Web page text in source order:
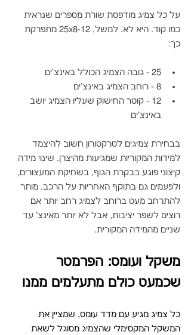
על כל צמיג מודפסת שורת מספרים שנראית
כמו קוד. היא לא. למשל, 25x8-12 מתפרקת
כך:
25 - גובה הצמיג הכולל באינצ'ים
8 - רוחב הצמיג באינצ'ים
12 - קוטר החישוק שעליו הצמיג יושב
באינצ'ים
בבחירת צמיגים לטרקטורון חשוב להיצמד
למידות המקוריות שמגיעות מהיצרן. שינוי מידה
קיצוני פוגע בבקרת הגוף, בשחיקת המעצורים,
ולפעמים גם בתוקף האחריות על הרכב. מותר
להתרחב מעט ברוחב לצמיג רחב יותר אם
רוצים לשפר יציבות, אבל לא יותר מאינצ' עד
שניים מהמידה המקורית.
משקל ועומס: הפרמטר
שכמעט כולם מתעלמים ממנו
כל צמיג מגיע עם מדד עומס, שמציין את
המשקל המקסימלי שהצמיג מסוגל לשאת